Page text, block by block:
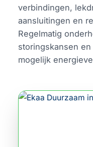
verbindingen,
aansluitingen en
Regelmatig
storingskansen
mogelijk